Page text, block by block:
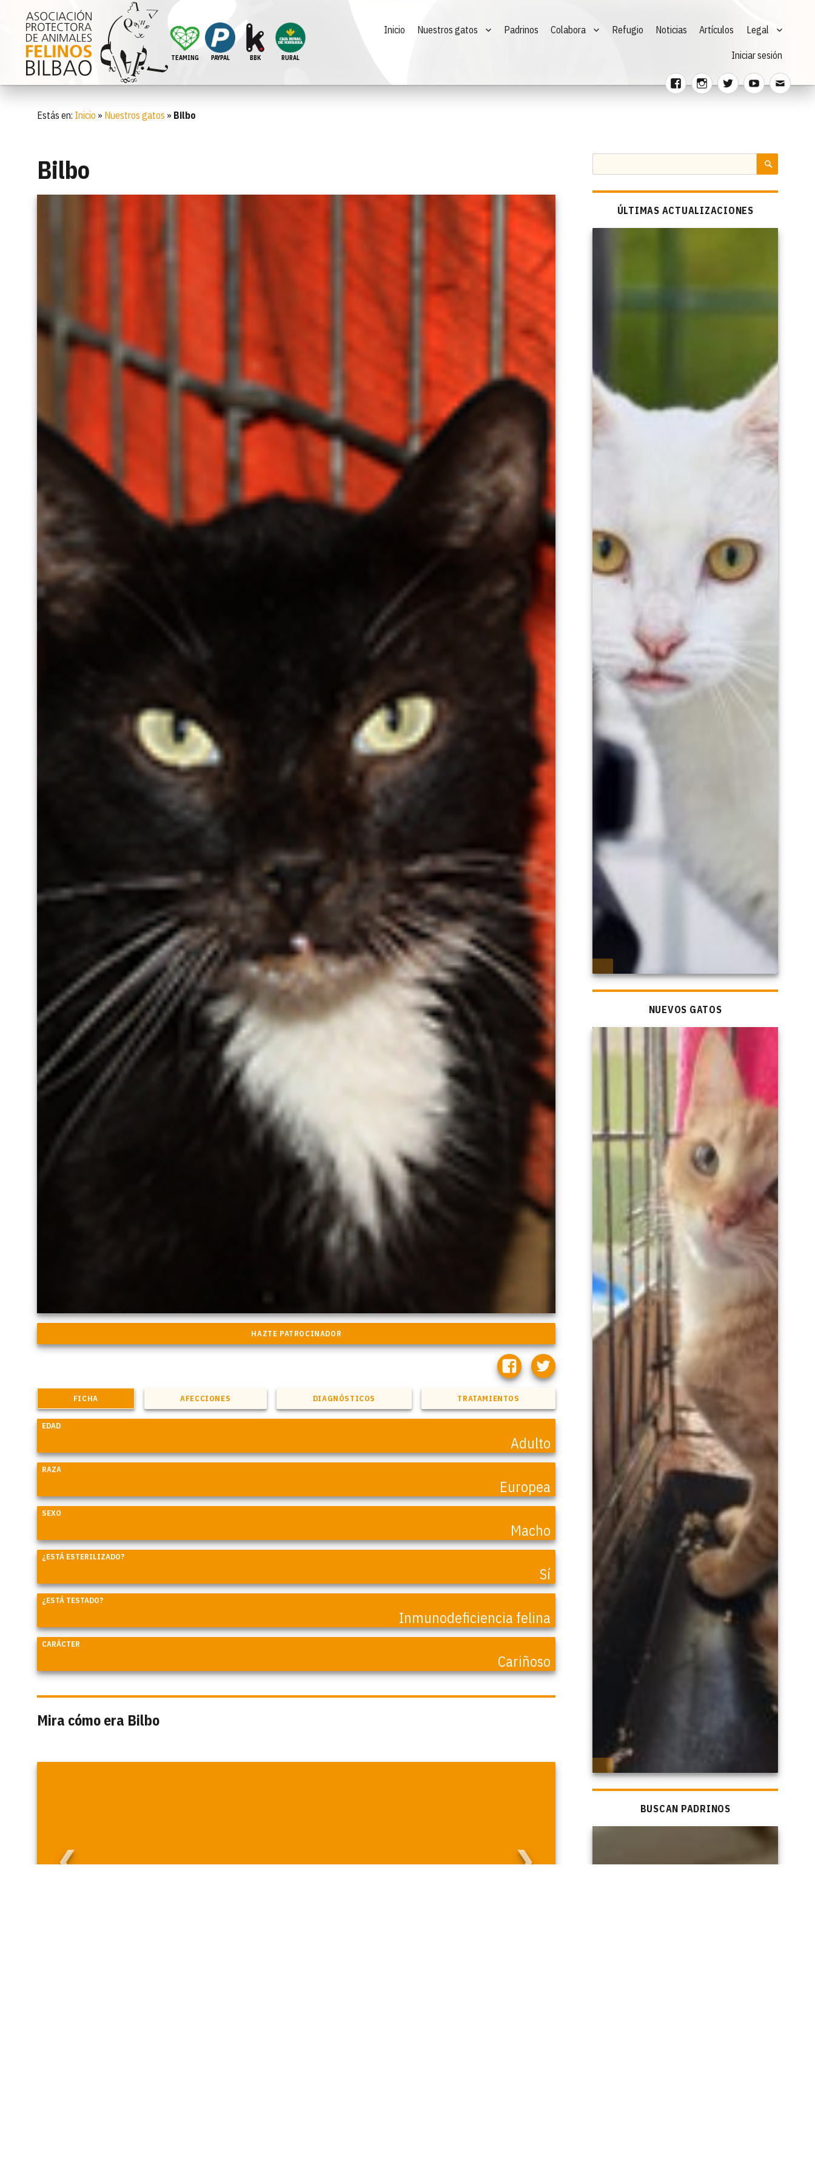
TEAMING PAYPAL BBK RURAL
FacebookInstagram
TwitterYoutubeCorreo
Inicio Nuestros gatos Padrinos Colabora Refugio Noticias Artículos Legal
Iniciar sesión
Estás en: Inicio » Nuestros gatos » Bilbo
Bilbo
FICHA AFECCIONES DIAGNÓSTICOS TRATAMIENTOS
EDAD
Adulto
RAZA
Europea
SEXO
Macho
¿ESTÁ ESTERILIZADO?
Sí
¿ESTÁ TESTADO?
Inmunodeficiencia felina
CARÁCTER
Cariñoso
Mira cómo era Bilbo
❮ ❯
por:
ÚLTIMAS ACTUALIZACIONES
NUEVOS GATOS
Martha.
BUSCAN PADRINOS